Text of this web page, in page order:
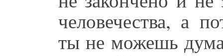
человечества, а
ты не можешь